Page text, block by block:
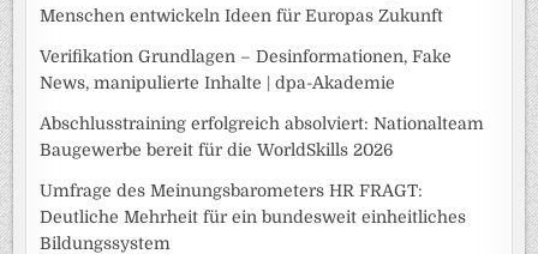
Menschen entwickeln Ideen für Europas Zukunft
Verifikation Grundlagen – Desinformationen, Fake
News, manipulierte Inhalte | dpa-Akademie
Abschlusstraining erfolgreich absolviert: Nationalteam
Baugewerbe bereit für die WorldSkills 2026
Umfrage des Meinungsbarometers HR FRAGT:
Deutliche Mehrheit für ein bundesweit einheitliches
Bildungssystem